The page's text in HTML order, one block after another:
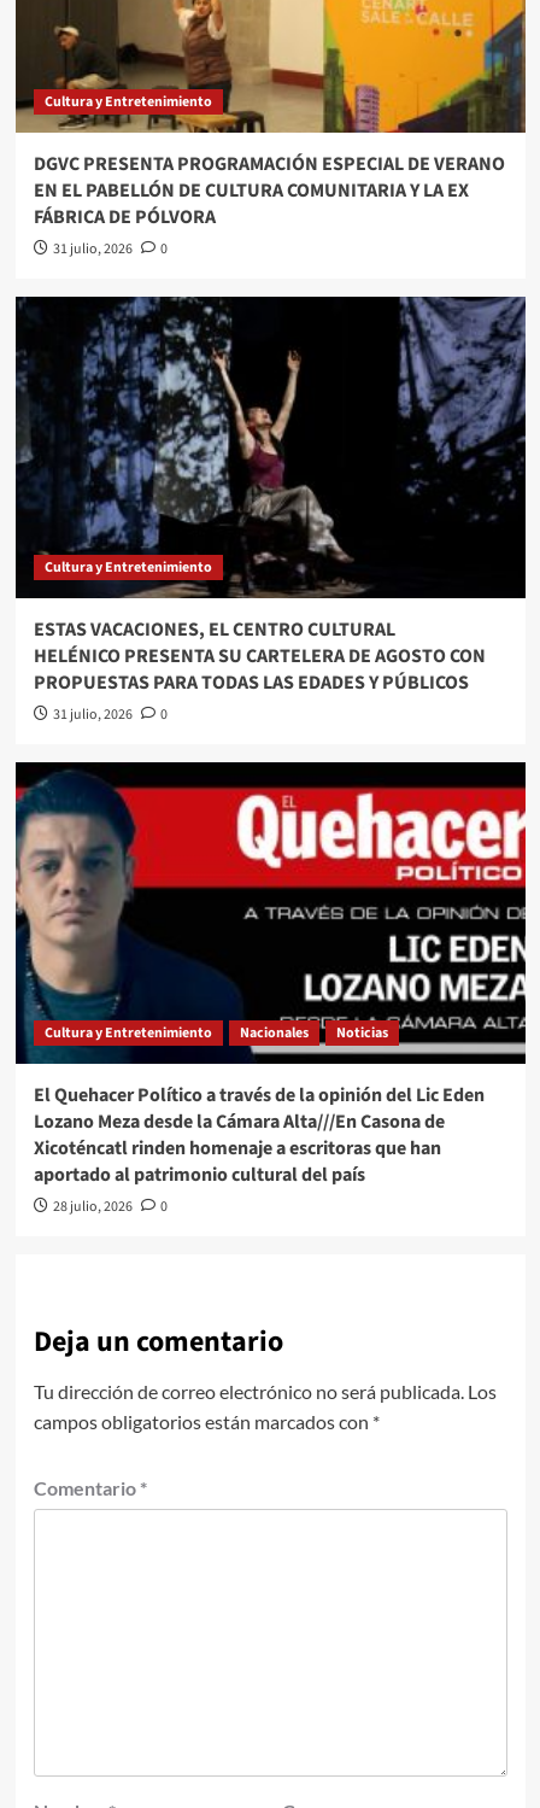
Cultura y Entretenimiento
DGVC PRESENTA PROGRAMACIÓN ESPECIAL DE VERANO
EN EL PABELLÓN DE CULTURA COMUNITARIA Y LA EX
FÁBRICA DE PÓLVORA
31 julio, 2026 0
Cultura y Entretenimiento
ESTAS VACACIONES, EL CENTRO CULTURAL
HELÉNICO PRESENTA SU CARTELERA DE AGOSTO CON
PROPUESTAS PARA TODAS LAS EDADES Y PÚBLICOS
31 julio, 2026 0
Cultura y Entretenimiento Nacionales Noticias
El Quehacer Político a través de la opinión del Lic Eden
Lozano Meza desde la Cámara Alta///En Casona de
Xicoténcatl rinden homenaje a escritoras que han
aportado al patrimonio cultural del país
28 julio, 2026 0
Deja un comentario
Tu dirección de correo electrónico no será publicada. Los
campos obligatorios están marcados con *
Comentario *